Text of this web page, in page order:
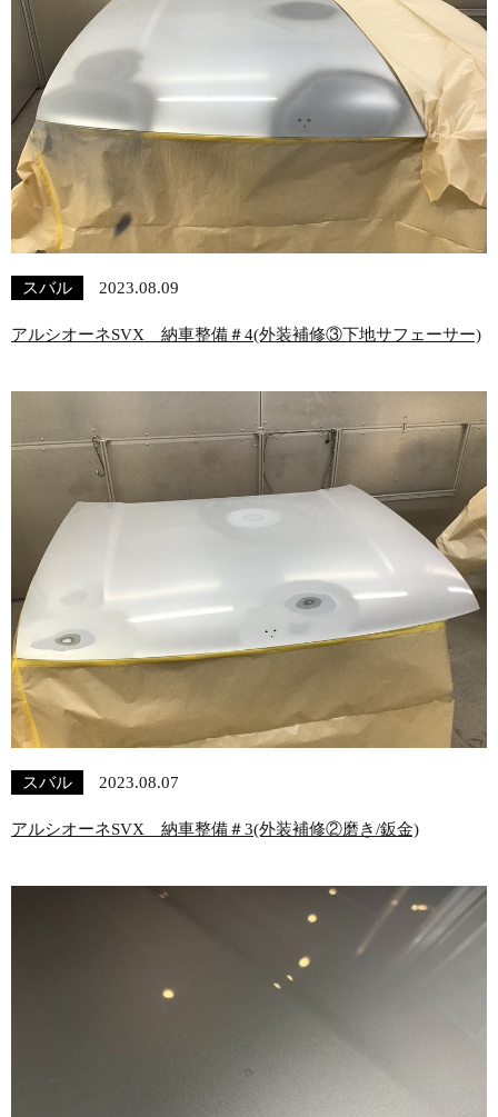
スバル 2023.08.09
アルシオーネSVX 納車整備＃4(外装補修③下地サフェーサー)
スバル 2023.08.07
アルシオーネSVX 納車整備＃3(外装補修②磨き/鈑金)